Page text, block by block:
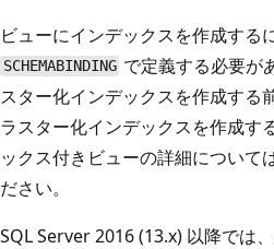
ビューにインデックスを作成する
SCHEMABINDING で定義する必要が
スター化インデックスを作成する
ラスター化インデックスを作成す
ックス付きビューの詳細について
ださい。
SQL Server 2016 (13.x) 以降では